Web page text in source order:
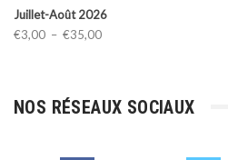
Juillet-Août 2026
€3,00 – €35,00Plage
à
NOS RÉSEAUX SOCIAUX